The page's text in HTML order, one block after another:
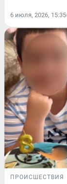
6 июля, 2026, 15:35
ПРОИСШЕСТВИЯ